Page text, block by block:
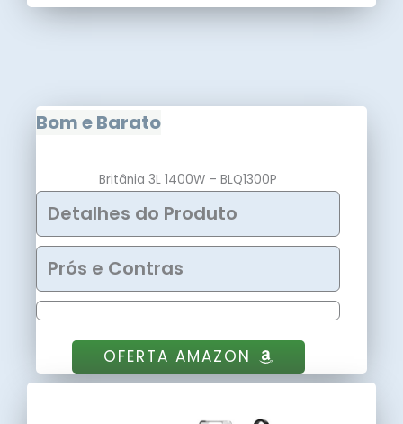
Bom e Barato
Britânia 3L 1400W – BLQ1300P
Detalhes do Produto
Prós e Contras
OFERTA AMAZON